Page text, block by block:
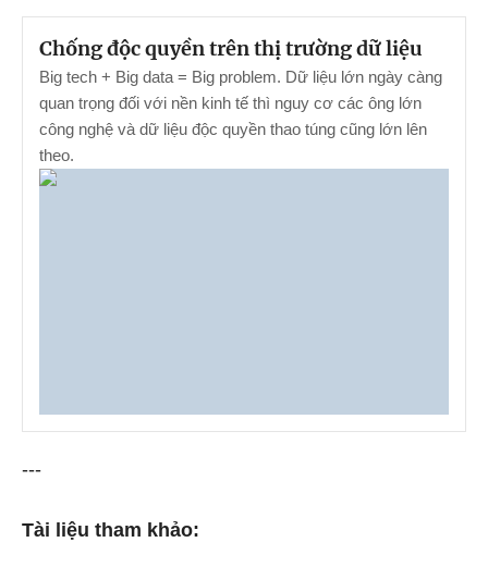
Chống độc quyền trên thị trường dữ liệu
Big tech + Big data = Big problem. Dữ liệu lớn ngày càng
quan trọng đối với nền kinh tế thì nguy cơ các ông lớn
công nghệ và dữ liệu độc quyền thao túng cũng lớn lên
theo.
---
Tài liệu tham khảo: